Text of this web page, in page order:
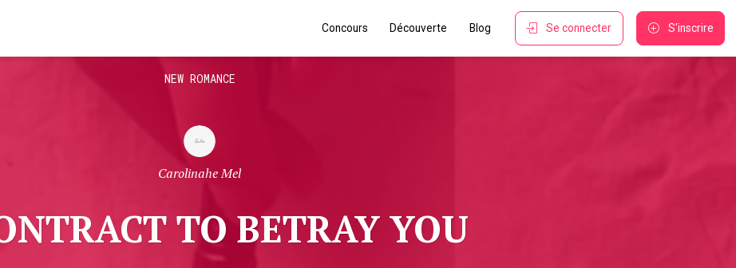
Concours Découverte Blog S'inscrire
Se connecter
NEW ROMANCE
Carolinahe Mel
TO BETRAY YOU